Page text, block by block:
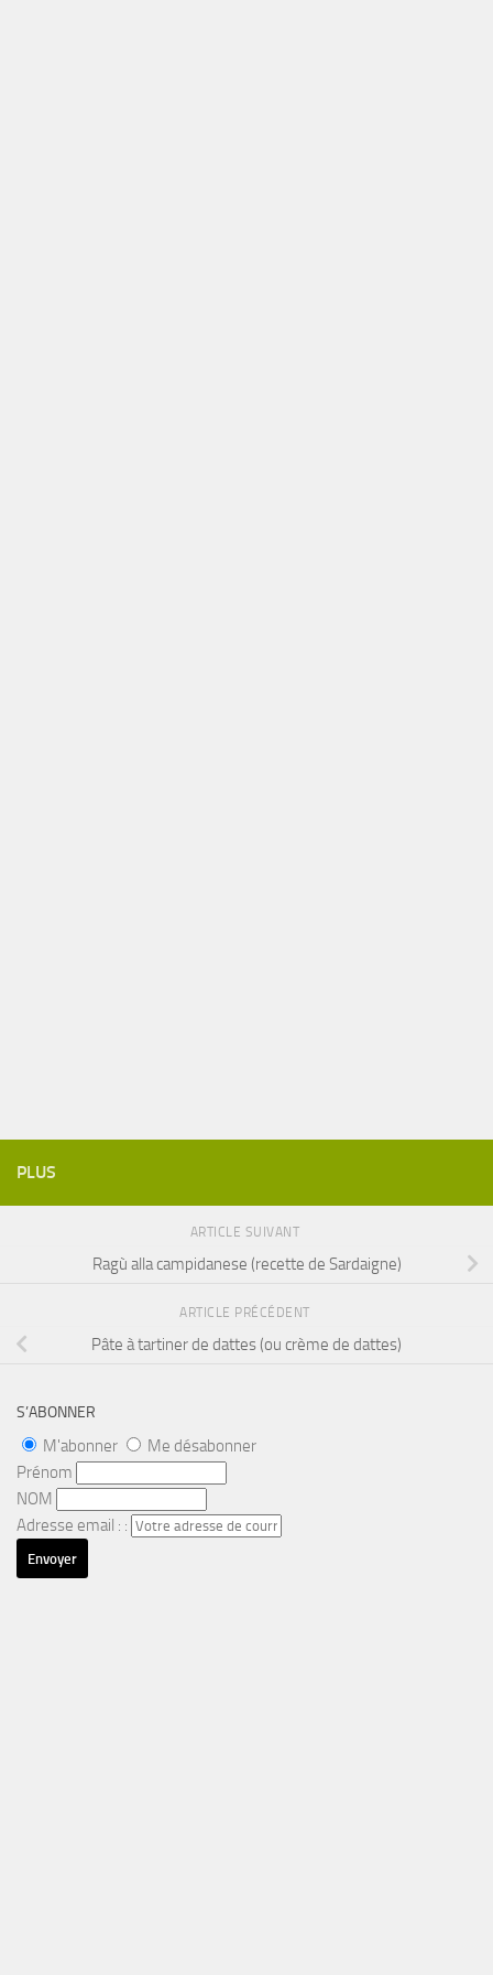
PLUS
ARTICLE SUIVANT
Ragù alla campidanese (recette de Sardaigne)
ARTICLE PRÉCÉDENT
Pâte à tartiner de dattes (ou crème de dattes)
S’ABONNER
M'abonner
Me désabonner
Prénom
NOM
Adresse email : :